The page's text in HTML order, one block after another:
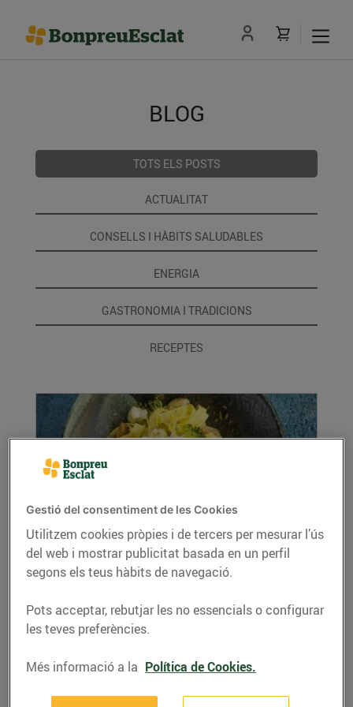
BLOG
TOTS ELS POSTS
ACTUALITAT
CONSELLS I HÀBITS SALUDABLES
ENERGIA
GASTRONOMIA I TRADICIONS
RECEPTES
Tallarines a la llimona amb verdures
d'hivern i ricotta
Ingredients per a 4 persones: 400 g de
tallarines fresques la pela d’1 llimona ratllada
LLEGIR MÉS
Gestió del consentiment de les Cookies
Utilitzem cookies pròpies i de tercers per mesurar l’ús
del web i mostrar publicitat basada en un perfil
segons els teus hàbits de navegació.
Pots acceptar, rebutjar les no essencials o configurar
les teves preferències.
Més informació a la Política de Cookies.